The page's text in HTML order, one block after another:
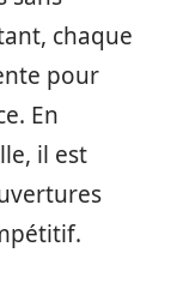
chaque
pour
En
il est